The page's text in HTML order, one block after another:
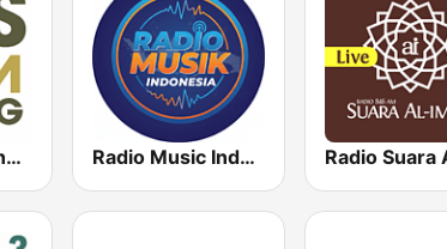
Voks Radio Bandung Radio Music Indonesia